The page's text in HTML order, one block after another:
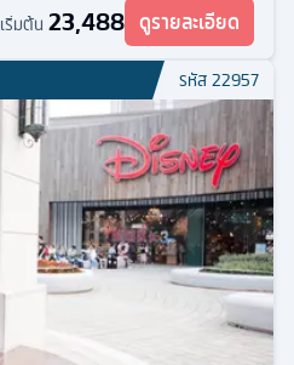
เริ่มต้น 23,488 ดูรายละเอียด
รหัส22957